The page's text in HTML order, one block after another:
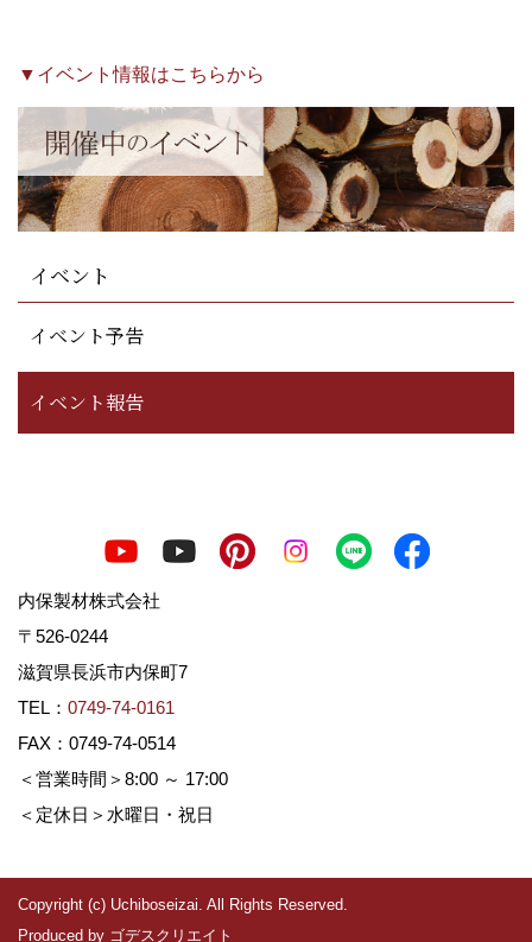
▼イベント情報はこちらから
イベント
イベント予告
イベント報告
内保製材株式会社
〒526-0244
滋賀県長浜市内保町7
TEL： 0749-74-0161
FAX：0749-74-0514
＜営業時間＞8:00 ～ 17:00
＜定休日＞水曜日・祝日
Copyright (c) Uchiboseizai. All Rights Reserved.
Produced by ゴデスクリエイト